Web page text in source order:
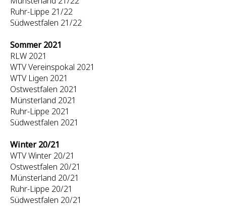
Ruhr-Lippe 21/22
Südwestfalen 21/22
Sommer 2021
RLW 2021
WTV Vereinspokal 2021
WTV Ligen 2021
Ostwestfalen 2021
Münsterland 2021
Ruhr-Lippe 2021
Südwestfalen 2021
Winter 20/21
WTV Winter 20/21
Ostwestfalen 20/21
Münsterland 20/21
Ruhr-Lippe 20/21
Südwestfalen 20/21